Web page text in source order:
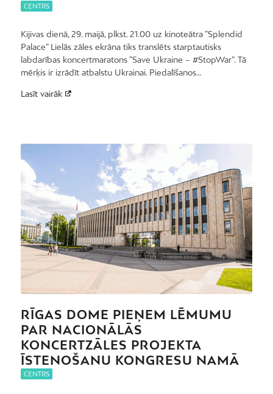
CENTRS
Kijivas dienā, 29. maijā, plkst. 21.00 uz kinoteātra “Splendid
Palace” Lielās zāles ekrāna tiks translēts starptautisks
labdarības koncertmaratons “Save Ukraine – #StopWar”. Tā
mērķis ir izrādīt atbalstu Ukrainai. Piedalīšanos…
Lasīt vairāk
RĪGAS DOME PIEŅEM LĒMUMU
PAR NACIONĀLĀS
KONCERTZĀLES PROJEKTA
ĪSTENOŠANU KONGRESU NAMĀ
CENTRS